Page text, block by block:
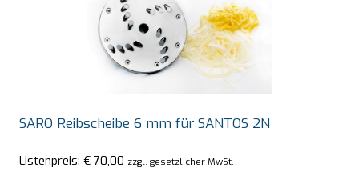
SARO Reibscheibe 6 mm für SANTOS 2N
Listenpreis: € 70,00 zzgl. gesetzlicher MwSt.